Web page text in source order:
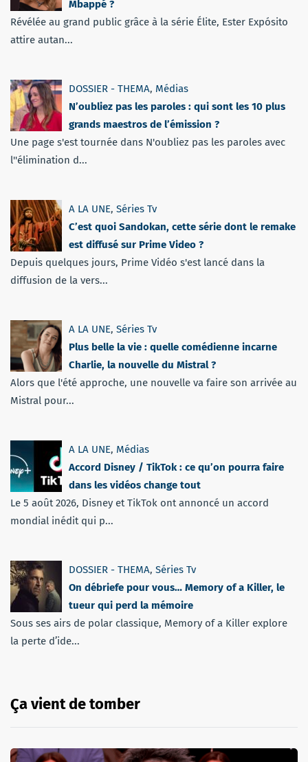
Mbappé ?
Révélée au grand public grâce à la série Élite, Ester Expósito
attire autan...
DOSSIER - THEMA, Médias
N’oubliez pas les paroles : qui sont les 10 plus
grands maestros de l’émission ?
Une page s'est tournée dans N'oubliez pas les paroles avec
l''élimination d...
A LA UNE, Séries Tv
C’est quoi Sandokan, cette série dont le remake
est diffusé sur Prime Video ?
Depuis quelques jours, Prime Vidéo s'est lancé dans la
diffusion de la vers...
A LA UNE, Séries Tv
Plus belle la vie : quelle comédienne incarne
Charlie, la nouvelle du Mistral ?
Alors que l'été approche, une nouvelle va faire son arrivée au
Mistral pour...
A LA UNE, Médias
Accord Disney / TikTok : ce qu’on pourra faire
dans les vidéos change tout
Le 5 août 2026, Disney et TikTok ont annoncé un accord
mondial inédit qui p...
DOSSIER - THEMA, Séries Tv
On débriefe pour vous… Memory of a Killer, le
tueur qui perd la mémoire
Sous ses airs de polar classique, Memory of a Killer explore
la perte d’ide...
Ça vient de tomber